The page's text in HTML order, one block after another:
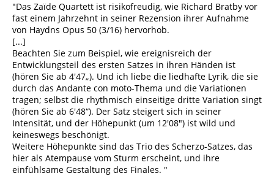
"Das Zaïde Quartett ist risikofreudig, wie Richard Bratby vor
fast einem Jahrzehnt in seiner Rezension ihrer Aufnahme
von Haydns Opus 50 (3/16) hervorhob.
[...]
Beachten Sie zum Beispiel, wie ereignisreich der
Entwicklungsteil des ersten Satzes in ihren Händen ist
(hören Sie ab 4'47„). Und ich liebe die liedhafte Lyrik, die sie
durch das Andante con moto-Thema und die Variationen
tragen; selbst die rhythmisch einseitige dritte Variation singt
(hören Sie ab 6'48“). Der Satz steigert sich in seiner
Intensität, und der Höhepunkt (um 12'08") ist wild und
keineswegs beschönigt.
Weitere Höhepunkte sind das Trio des Scherzo-Satzes, das
hier als Atempause vom Sturm erscheint, und ihre
einfühlsame Gestaltung des Finales. "